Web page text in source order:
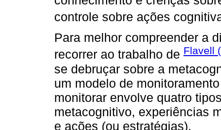
controle sobre ações
Para melhor compreender a
recorrer ao trabalho de Flavell
se debruçar sobre a
um modelo de
monitorar envolve quatro
metacognitivo, experiências
e ações (ou estratégias).